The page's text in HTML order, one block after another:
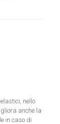
nello
anche la
in caso di